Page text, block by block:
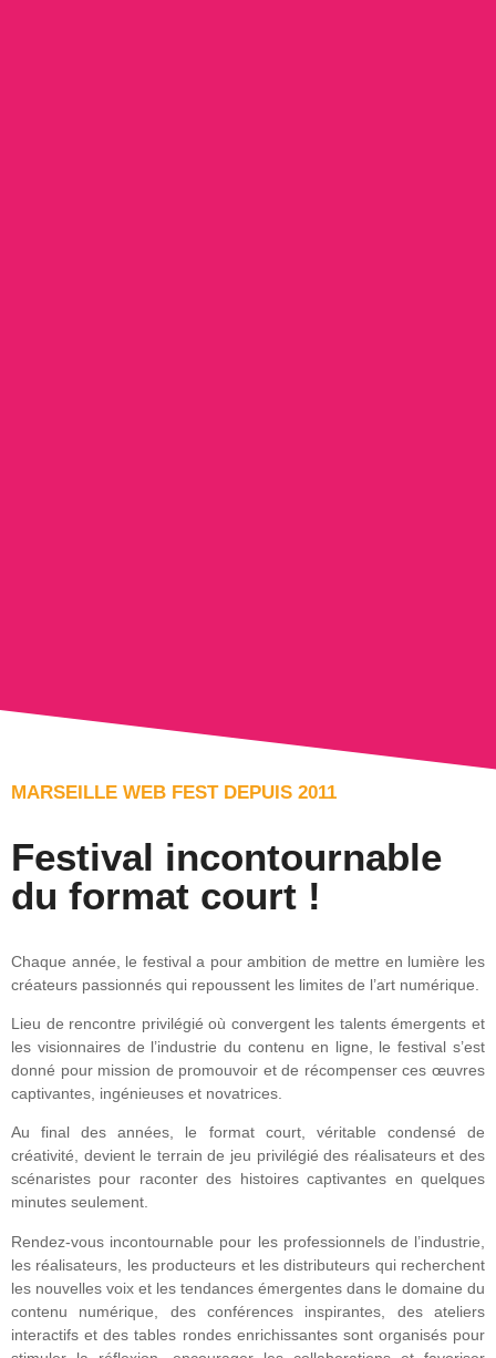
MARSEILLE WEB FEST DEPUIS 2011
Festival incontournable
du format court !
Chaque année, le festival a pour ambition de mettre en lumière les
créateurs passionnés qui repoussent les limites de l’art numérique.
Lieu de rencontre privilégié où convergent les talents émergents et
les visionnaires de l’industrie du contenu en ligne, le festival s’est
donné pour mission de promouvoir et de récompenser ces œuvres
captivantes, ingénieuses et novatrices.
Au final des années, le format court, véritable condensé de
créativité, devient le terrain de jeu privilégié des réalisateurs et des
scénaristes pour raconter des histoires captivantes en quelques
minutes seulement.
Rendez-vous incontournable pour les professionnels de l’industrie,
les réalisateurs, les producteurs et les distributeurs qui recherchent
les nouvelles voix et les tendances émergentes dans le domaine du
contenu numérique, des conférences inspirantes, des ateliers
interactifs et des tables rondes enrichissantes sont organisés pour